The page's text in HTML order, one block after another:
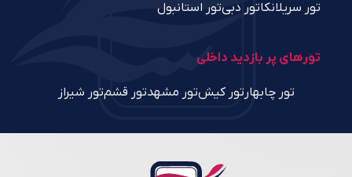
تور سریلانکاتور دبیتور استانبول
تورهای پر بازدید داخلی
تور چابهار تور کیشتور مشهدتور قشمتور شیراز